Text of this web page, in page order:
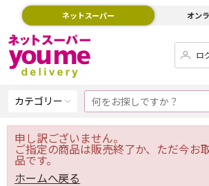
ネットスーパー オン
ロ
カテゴリー
申し訳ございません。
ご指定の商品は販売終了か、ただ今お
品です。
ホームへ戻る